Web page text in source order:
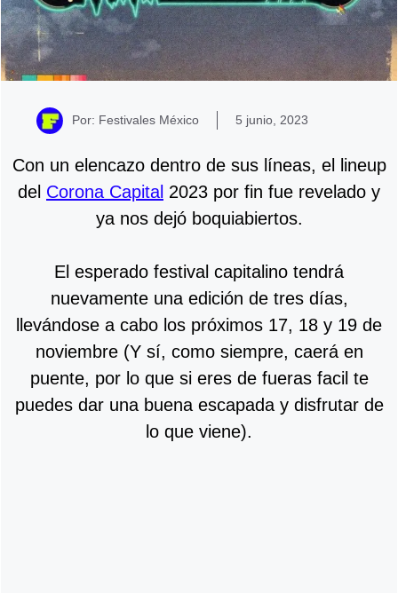
Por: Festivales México 5 junio, 2023
Con un elencazo dentro de sus líneas, el lineup
del Corona Capital 2023 por fin fue revelado y
ya nos dejó boquiabiertos.
El esperado festival capitalino tendrá
nuevamente una edición de tres días,
llevándose a cabo los próximos 17, 18 y 19 de
noviembre (Y sí, como siempre, caerá en
puente, por lo que si eres de fueras facil te
puedes dar una buena escapada y disfrutar de
lo que viene).